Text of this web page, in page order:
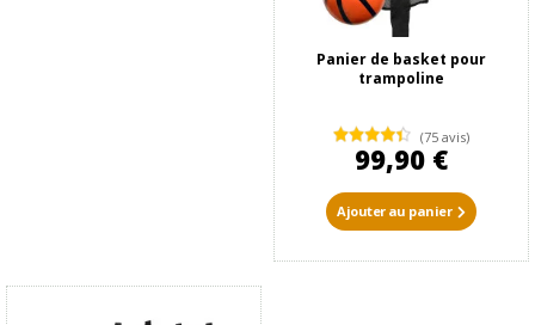
Panier de basket pour
trampoline
(75 avis)
99,90 €
Ajouter au panier